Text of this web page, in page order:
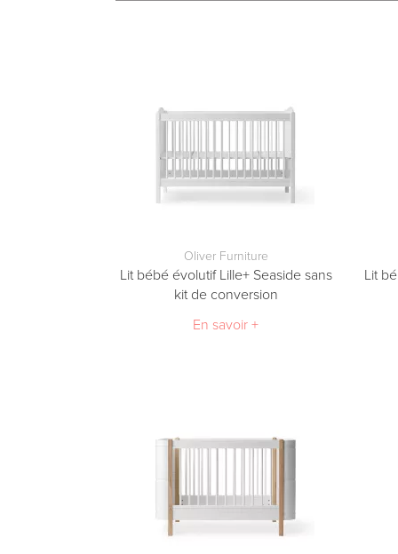
Oliver Furniture
Lit bébé évolutif Lille+ Seaside sans
kit de conversion
En savoir +
Lit